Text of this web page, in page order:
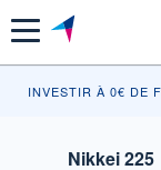
Menu
INVESTIR À 0€ DE
Nikkei 225